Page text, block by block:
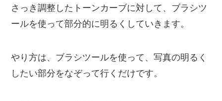
さっき調整したトーンカーブに対して、ブラシツ
ールを使って部分的に明るくしていきます。
やり方は、ブラシツールを使って、写真の明るく
したい部分をなぞって行くだけです。